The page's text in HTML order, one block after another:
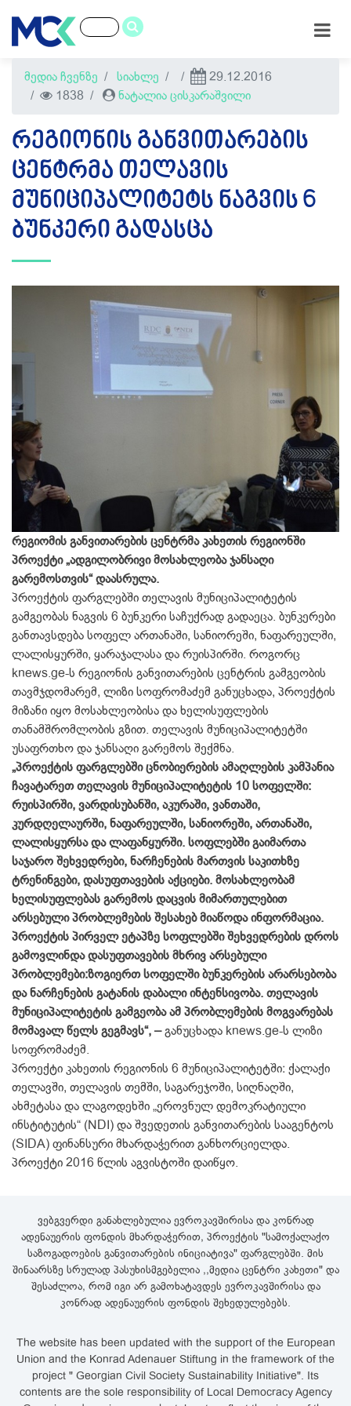
მედია ჩვენზე სიახლე
29.12.2016
1838
ნატალია ცისკარაშვილი
ᲠᲔᲒᲘᲝᲜᲘᲡ ᲒᲐᲜᲕᲘᲗᲐᲠᲔᲑᲘᲡ
ᲪᲔᲜᲢᲠᲛᲐ ᲗᲔᲚᲐᲕᲘᲡ
ᲛᲣᲜᲘᲪᲘᲞᲐᲚᲘᲢᲔᲢᲡ ᲜᲐᲒᲕᲘᲡ 6
ᲑᲣᲜᲙᲔᲠᲘ ᲒᲐᲓᲐᲡᲪᲐ
რეგიომის განვითარების ცენტრმა კახეთის რეგიონში
პროექტი „ადგილობრივი მოსახლეობა ჯანსაღი
გარემოსთვის“ დაასრულა.
პროექტის ფარგლებში თელავის მუნიციპალიტეტის
გამგეობას ნაგვის 6 ბუნკერი საჩუქრად გადაეცა. ბუნკერები
განთავსდება სოფელ ართანაში, სანიორეში, ნაფარეულში,
ლალისყურში, ყარაჯალასა და რუისპირში. როგორც
knews.ge-ს რეგიონის განვითარების ცენტრის გამგეობის
თავმჯდომარემ, ლიზი სოფრომაძემ განუცხადა, პროექტის
მიზანი იყო მოსახლეობისა და ხელისუფლების
თანამშრომლობის გზით. თელავის მუნიციპალიტეტში
უსაფრთხო და ჯანსაღი გარემოს შექმნა.
„პროექტის ფარგლებში ცნობიერების ამაღლების კამპანია
ჩავატარეთ თელავის მუნიციპალიტეტის 10 სოფელში:
რუისპირში, ვარდისუბანში, აკურაში, ვანთაში,
კურდღელაურში, ნაფარეულში, სანიორეში, ართანაში,
ლალისყურსა და ლაფანყურში. სოფლებში გაიმართა
საჯარო შეხვედრები, ნარჩენების მართვის საკითხზე
ტრენინგები, დასუფთავების აქციები. მოსახლეობამ
ხელისუფლებას გარემოს დაცვის მიმართულებით
არსებული პრობლემების შესახებ მიაწოდა ინფორმაცია.
პროექტის პირველ ეტაპზე სოფლებში შეხვედრების დროს
გამოვლინდა დასუფთავების მხრივ არსებული
პრობლემები:ზოგიერთ სოფელში ბუნკერების არარსებობა
და ნარჩენების გატანის დაბალი ინტენსივობა. თელავის
მუნიციპალიტეტის გამგეობა ამ პრობლემების მოგვარებას
მომავალ წელს გეგმავს“, –განუცხადა knews.ge-ს ლიზი
სოფრომაძემ.
პროექტი კახეთის რეგიონის 6 მუნიციპალიტეტში: ქალაქი
თელავში, თელავის თემში, საგარეჯოში, სიღნაღში,
ახმეტასა და ლაგოდეხში „ეროვნულ დემოკრატიული
ინსტიტუტის“ (NDI) და შვედეთის განვითარების სააგენტოს
(SIDA) ფინანსური მხარდაჭერით განხორციელდა.
პროექტი 2016 წლის აგვისტოში დაიწყო.
ვებგვერდი განახლებულია ევროკავშირისა და კონრად
ადენაუერის ფონდის მხარდაჭერით, პროექტის "სამოქალაქო
საზოგადოების განვითარების ინიციატივა" ფარგლებში. მის
შინაარსზე სრულად პასუხისმგებელია ,,მედია ცენტრი კახეთი" და
შესაძლოა, რომ იგი არ გამოხატავდეს ევროკავშირისა და
კონრად ადენაუერის ფონდის შეხედულებებს.
The website has been updated with the support of the European
Union and the Konrad Adenauer Stiftung in the framework of the
project " Georgian Civil Society Sustainability Initiative". Its
contents are the sole responsibility of Local Democracy Agency